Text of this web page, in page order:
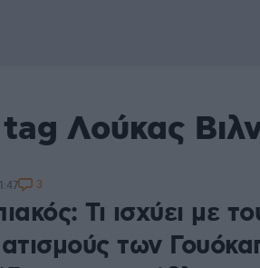
Λούκας
Τι ισχύει με
των
3